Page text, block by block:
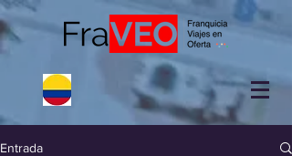
Entrada